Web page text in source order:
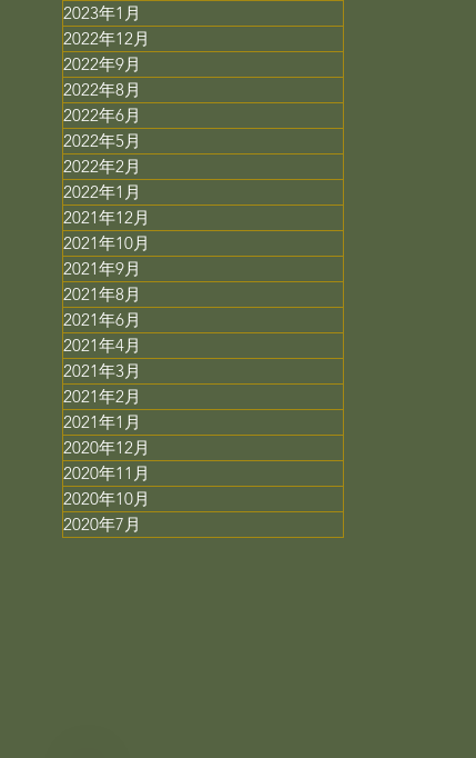
2023年1月
2022年12月
2022年9月
2022年8月
2022年6月
2022年5月
2022年2月
2022年1月
2021年12月
2021年10月
2021年9月
2021年8月
2021年6月
2021年4月
2021年3月
2021年2月
2021年1月
2020年12月
2020年11月
2020年10月
2020年7月